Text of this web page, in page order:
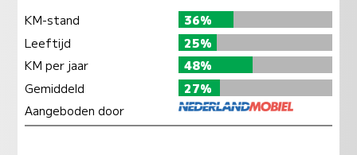
KM-stand
36%
Leeftijd
25%
KM per jaar
48%
Gemiddeld
27%
Aangeboden door